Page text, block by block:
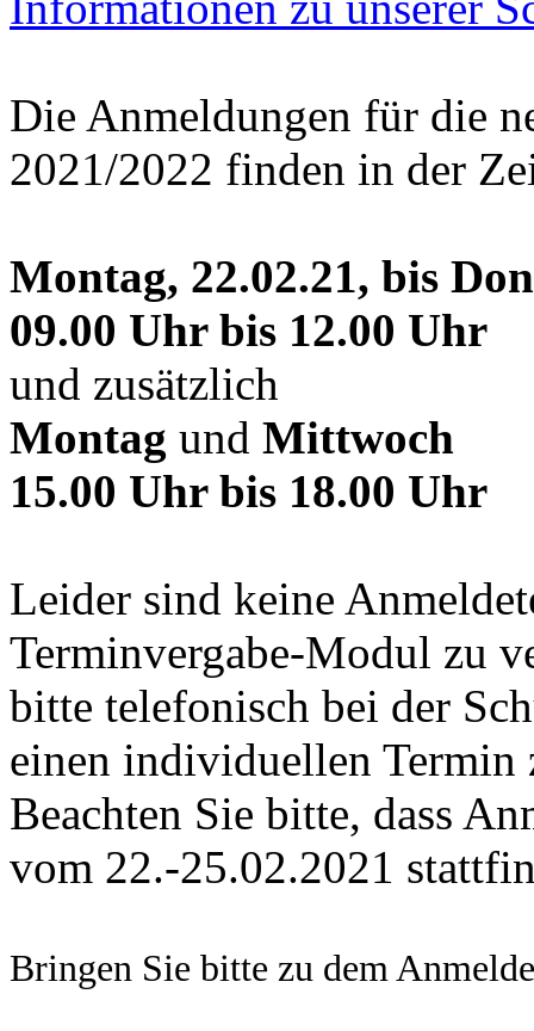
Die Anmeldungen für die
2021/2022 finden in der
Montag, 22.02.21, bis
09.00 Uhr bis 12.00 Uhr
und zusätzlich
Montag und Mittwoch
15.00 Uhr bis 18.00 Uhr
Leider sind keine
Terminvergabe-Modul zu
bitte telefonisch bei der
einen individuellen Termin
Beachten Sie bitte, dass
vom 22.-25.02.2021
Bringen Sie bitte zu dem